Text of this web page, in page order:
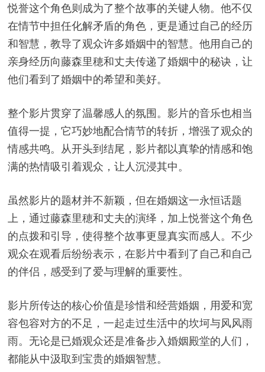
悦誉这个角色则成为了整个故事的关键人物。他不仅
在情节中担任化解矛盾的角色，更是通过自己的经历
和智慧，教导了观众许多婚姻中的智慧。他用自己的
亲身经历向藤森里穂和丈夫传递了婚姻中的秘诀，让
他们看到了婚姻中的希望和美好。
整个影片贯穿了温馨感人的氛围。影片的音乐也相当
值得一提，它巧妙地配合情节的转折，增强了观众的
情感共鸣。从开头到结尾，影片都以真挚的情感和饱
满的热情吸引着观众，让人沉浸其中。
虽然影片的题材并不新颖，但在婚姻这一永恒话题
上，通过藤森里穂和丈夫的演绎，加上悦誉这个角色
的点拨和引导，使得整个故事更显真实而感人。不少
观众在观看后纷纷表示，在影片中看到了自己和自己
的伴侣，感受到了爱与理解的重要性。
影片所传达的核心价值是珍惜和经营婚姻，用爱和宽
容包容对方的不足，一起走过生活中的坎坷与风风雨
雨。无论是已婚观众还是准备步入婚姻殿堂的人们，
都能从中汲取到宝贵的婚姻智慧。